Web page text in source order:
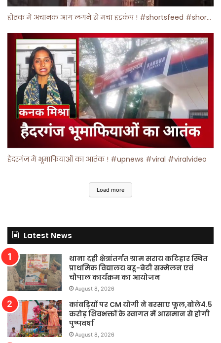
होतक में अचानक आग लगने से मचा हड़कंप ! #shortsfeed #shorts #viralshorts
हैदरगंज में भूमाफियाओं का आतंक ! #upnews #viral #viralvideo
Load more
Latest News
थाना दही क्षेत्रांतर्गत ग्राम सराय कटिहार स्थित
प्राथमिक विद्यालय बहू-बेटी सम्मेलन एवं
चौपाल कार्यक्रम का आयोजन
August 8, 2026
कांवड़ियों पर CM योगी ने बरसाए फूल,बोले4.5
करोड़ शिवभक्तों के स्वागत में आसमान से होगी
पुष्पवर्षा
August 8, 2026